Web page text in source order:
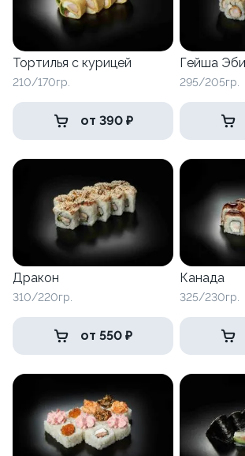
Тортилья с курицей
210/170гр.
от 390 ₽
Гейша Эби
295/205гр.
Дракон
310/220гр.
от 550 ₽
Канада
325/230гр.